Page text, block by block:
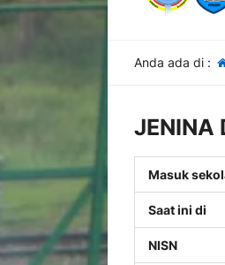
Anda ada di :
JENINA
Masuk
Saat ini di
NISN